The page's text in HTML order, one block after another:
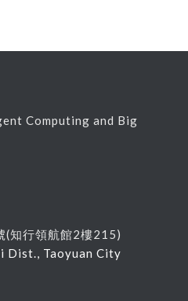
Computing and Big
(知行領航館2樓215)
Dist., Taoyuan City